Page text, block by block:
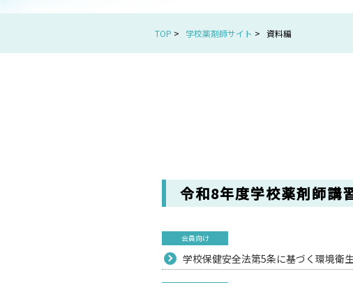
TOP > 学校薬剤師サイト > 資料編
令和8年度学校薬剤師講
会員向け
学校保健安全法第5条に基づく環境